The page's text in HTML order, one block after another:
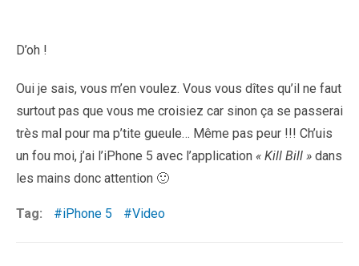
D’oh !
Oui je sais, vous m’en voulez. Vous vous dîtes qu’il ne faut
surtout pas que vous me croisiez car sinon ça se passerai
très mal pour ma p’tite gueule… Même pas peur !!! Ch’uis
un fou moi, j’ai l’iPhone 5 avec l’application « Kill Bill » dans
les mains donc attention 🙂
Tag: iPhone 5 Video